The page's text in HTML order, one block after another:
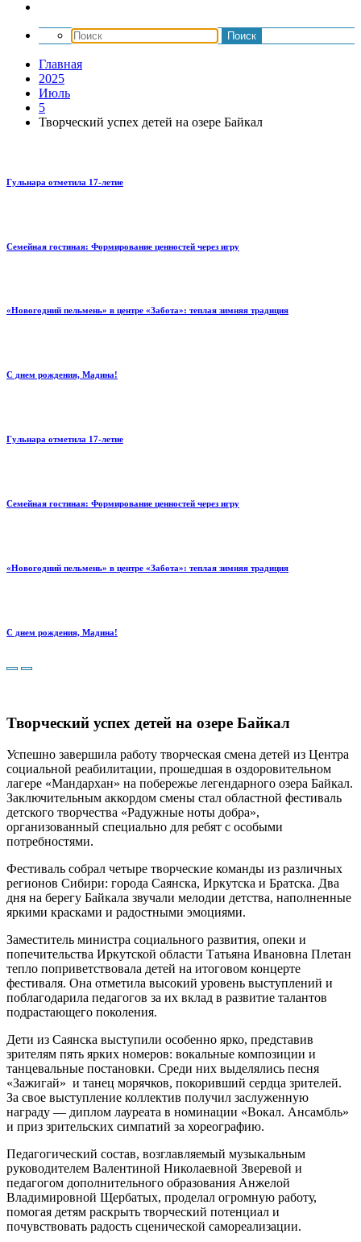
Главная
2025
Июль
5
Творческий успех детей на озере Байкал
Гульнара отметила 17‑летие
Семейная гостиная: Формирование ценностей через игру
«Новогодний пельмень» в центре «Забота»: теплая зимняя традиция
С днем рождения, Мадина!
Гульнара отметила 17‑летие
Семейная гостиная: Формирование ценностей через игру
«Новогодний пельмень» в центре «Забота»: теплая зимняя традиция
С днем рождения, Мадина!
Творческий успех детей на озере Байкал
Успешно завершила работу творческая смена детей из Центра
социальной реабилитации, прошедшая в оздоровительном
лагере «Мандархан» на побережье легендарного озера Байкал.
Заключительным аккордом смены стал областной фестиваль
детского творчества «Радужные ноты добра»,
организованный специально для ребят с особыми
потребностями.
Фестиваль собрал четыре творческие команды из различных
регионов Сибири: города Саянска, Иркутска и Братска. Два
дня на берегу Байкала звучали мелодии детства, наполненные
яркими красками и радостными эмоциями.
Заместитель министра социального развития, опеки и
попечительства Иркутской области Татьяна Ивановна Плетан
тепло поприветствовала детей на итоговом концерте
фестиваля. Она отметила высокий уровень выступлений и
поблагодарила педагогов за их вклад в развитие талантов
подрастающего поколения.
Дети из Саянска выступили особенно ярко, представив
зрителям пять ярких номеров: вокальные композиции и
танцевальные постановки. Среди них выделялись песня
«Зажигай» и танец морячков, покоривший сердца зрителей.
За свое выступление коллектив получил заслуженную
награду — диплом лауреата в номинации «Вокал. Ансамбль»
и приз зрительских симпатий за хореографию.
Педагогический состав, возглавляемый музыкальным
руководителем Валентиной Николаевной Зверевой и
педагогом дополнительного образования Анжелой
Владимировной Щербатых, проделал огромную работу,
помогая детям раскрыть творческий потенциал и
почувствовать радость сценической самореализации.